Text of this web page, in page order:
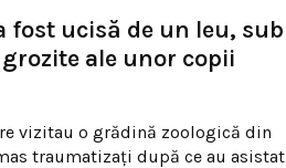
fost ucisă de un leu, sub
ale unor copii
vizitau o grădină zoologică din
traumatizaţi după ce au asistat